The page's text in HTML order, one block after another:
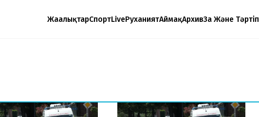
ЖаңалықтарСпортLiveРуханиятАймақАрхивЗаң Және Тәртіп